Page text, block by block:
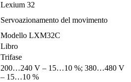
Lexium 32
Servoazionamento del movimento
Modello LXM32C
Libro
Trifase
200…240 V – 15…10 %; 380…480 V
– 15…10 %